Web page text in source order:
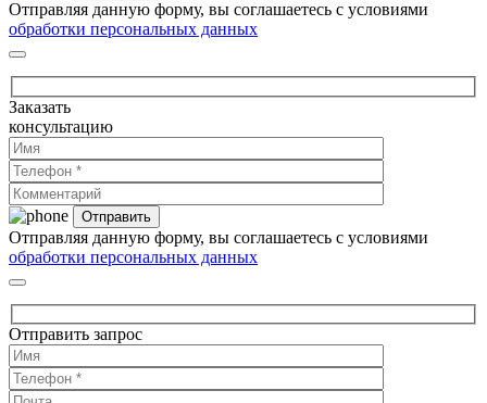
Отправляя данную форму, вы соглашаетесь с условиями
обработки персональных данных
Заказать
консультацию
Отправляя данную форму, вы соглашаетесь с условиями
обработки персональных данных
Отправить запрос